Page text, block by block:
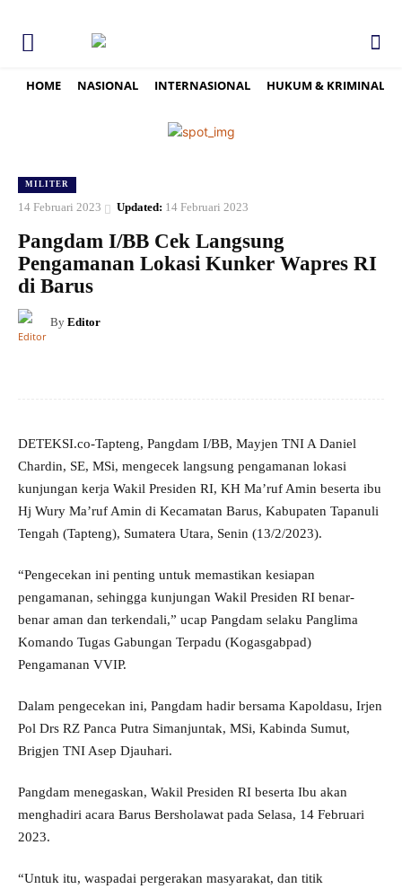
HOME NASIONAL INTERNASIONAL HUKUM & KRIMINAL
MILITER
14 Februari 2023 Updated: 14 Februari 2023
Pangdam I/BB Cek Langsung
Pengamanan Lokasi Kunker Wapres RI
di Barus
By Editor
DETEKSI.co-Tapteng, Pangdam I/BB, Mayjen TNI A Daniel
Chardin, SE, MSi, mengecek langsung pengamanan lokasi
kunjungan kerja Wakil Presiden RI, KH Ma’ruf Amin beserta ibu
Hj Wury Ma’ruf Amin di Kecamatan Barus, Kabupaten Tapanuli
Tengah (Tapteng), Sumatera Utara, Senin (13/2/2023).
“Pengecekan ini penting untuk memastikan kesiapan
pengamanan, sehingga kunjungan Wakil Presiden RI benar-
benar aman dan terkendali,” ucap Pangdam selaku Panglima
Komando Tugas Gabungan Terpadu (Kogasgabpad)
Pengamanan VVIP.
Dalam pengecekan ini, Pangdam hadir bersama Kapoldasu, Irjen
Pol Drs RZ Panca Putra Simanjuntak, MSi, Kabinda Sumut,
Brigjen TNI Asep Djauhari.
Pangdam menegaskan, Wakil Presiden RI beserta Ibu akan
menghadiri acara Barus Bersholawat pada Selasa, 14 Februari
2023.
“Untuk itu, waspadai pergerakan masyarakat, dan titik